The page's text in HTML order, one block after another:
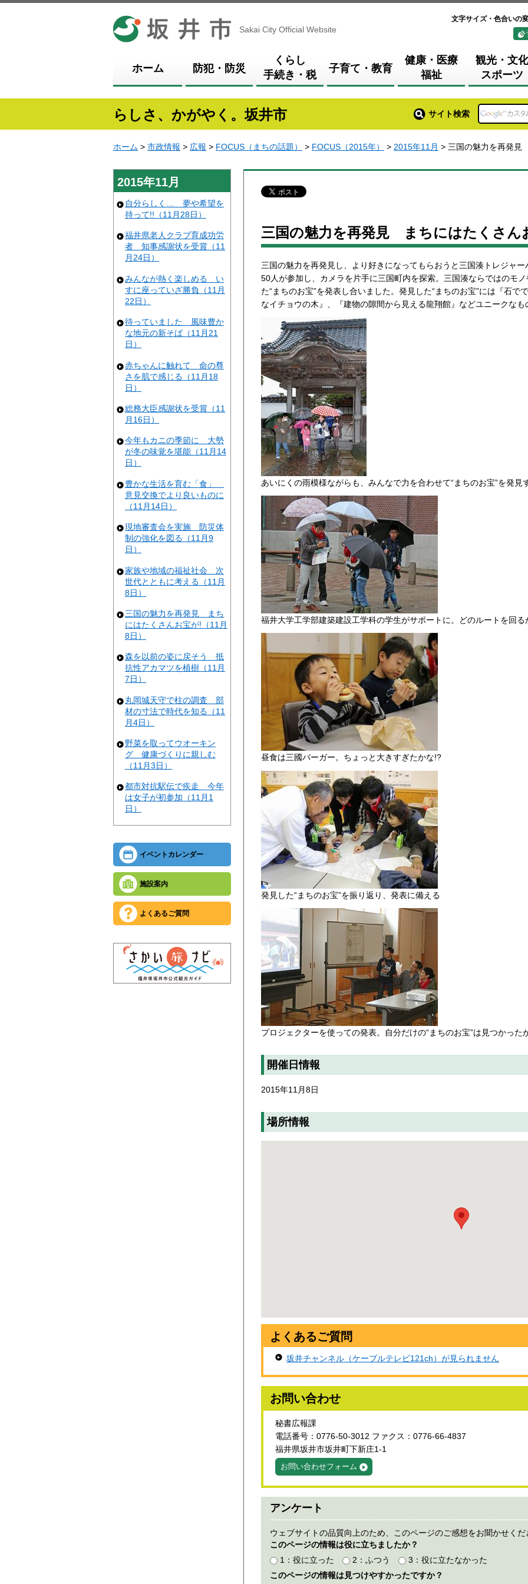
坂井市
Sakai City Official Website
文字サイズ・色合いの
ホーム 防犯・防災
くらし
手続き・税
子育て・教育
健康・医療
福祉
観光・文化
スポーツ
らしさ、かがやく。坂井市 サイト検索
ホーム > 市政情報 > 広報 > FOCUS（まちの話題） > FOCUS（2015年） > 2015年11月 > 三国の魅力を再発見
2015年11月
自分らしく… 夢や希望を
持って!!（11月28日）
福井県老人クラブ育成功労
者 知事感謝状を受賞（11
月24日）
みんなが熱く楽しめる い
すに座っていざ勝負（11月
22日）
待っていました 風味豊か
な地元の新そば（11月21
日）
赤ちゃんに触れて 命の尊
さを肌で感じる（11月18
日）
総務大臣感謝状を受賞（11
月16日）
今年もカニの季節に 大勢
が冬の味覚を堪能（11月14
日）
豊かな生活を育む「食」
意見交換でより良いものに
（11月14日）
現地審査会を実施 防災体
制の強化を図る（11月9
日）
家族や地域の福祉社会 次
世代とともに考える（11月
8日）
三国の魅力を再発見 まち
にはたくさんお宝が!（11月
8日）
森を以前の姿に戻そう 抵
抗性アカマツを植樹（11月
7日）
丸岡城天守で柱の調査 部
材の寸法で時代を知る（11
月4日）
野菜を取ってウオーキン
グ 健康づくりに親しむ
（11月3日）
都市対抗駅伝で疾走 今年
は女子が初参加（11月1
日）
イベントカレンダー
施設案内
よくあるご質問
三国の魅力を再発見 まちにはたくさん
三国の魅力を再発見し、より好きになってもらおうと三国湊トレジャ
50人が参加し、カメラを片手に三国町内を探索。三国湊ならではのモ
た“まちのお宝”を発表し合いました。発見した“まちのお宝”には『石で
なイチョウの木』、『建物の隙間から見える龍翔館』などユニークな
あいにくの雨模様ながらも、みんなで力を合わせて“まちのお宝”を発見
福井大学工学部建築建設工学科の学生がサポートに。どのルートを回る
昼食は三國バーガー。ちょっと大きすぎたかな!?
発見した“まちのお宝”を振り返り、発表に備える
プロジェクターを使っての発表。自分だけの“まちのお宝”は見つかった
開催日情報
2015年11月8日
場所情報
よくあるご質問
坂井チャンネル（ケーブルテレビ121ch）が見られません
お問い合わせ
秘書広報課
電話番号：0776-50-3012 ファクス：0776-66-4837
福井県坂井市坂井町下新庄1-1
お問い合わせフォーム
アンケート
ウェブサイトの品質向上のため、このページのご感想をお聞かせくだ
このページの情報は役に立ちましたか？
1：役に立った
2：ふつう
3：役に立たなかった
このページの情報は見つけやすかったですか？